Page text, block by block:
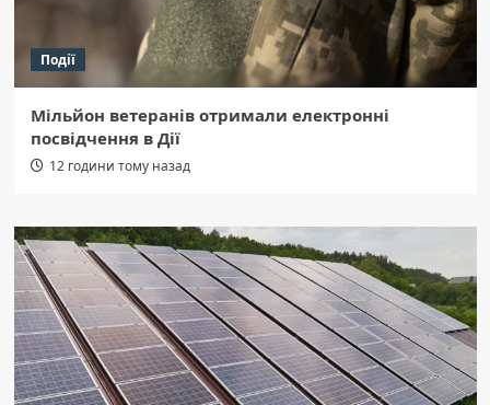
Події
Мільйон ветеранів отримали електронні
посвідчення в Дії
12 години тому назад